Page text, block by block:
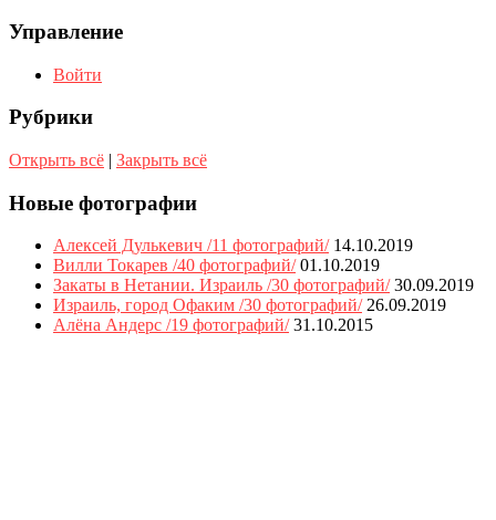
Управление
Войти
Рубрики
Открыть всё | Закрыть всё
Новые фотографии
Алексей Дулькевич /11 фотографий/ 14.10.2019
Вилли Токарев /40 фотографий/ 01.10.2019
Закаты в Нетании. Израиль /30 фотографий/ 30.09.2019
Израиль, город Офаким /30 фотографий/ 26.09.2019
Алёна Андерс /19 фотографий/ 31.10.2015